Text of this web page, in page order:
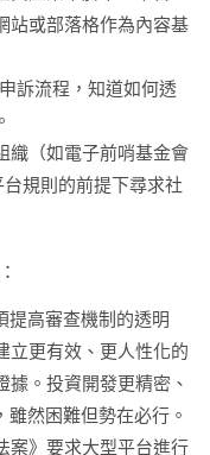
站或部落格作為內容基
訴流程，知道如何透
織（如電子前哨基金會
規則的前提下尋求社
提高審查機制的透明
立更有效、更人性化的
據。投資開發更精密、
然困難但勢在必行。
案》要求大型平台進行